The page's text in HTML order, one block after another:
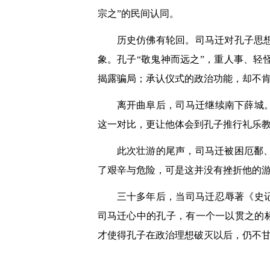
宗之”的民间认同。
历史仿佛有轮回。司马迁对孔子思
象。孔子“敬鬼神而远之”，重人事、
揭露骗局；承认仪式的政治功能，却不
离开曲阜后，司马迁继续南下薛城
这一对比，更让他体会到孔子推行礼
此次壮游的尾声，司马迁被困厄鄱
了艰辛与危险，可是这并没有挫折他的
三十多年后，当司马迁忍辱著《史
司马迁心中的孔子，有一个一以贯之
才使得孔子在政治理想破灭以后，仍不